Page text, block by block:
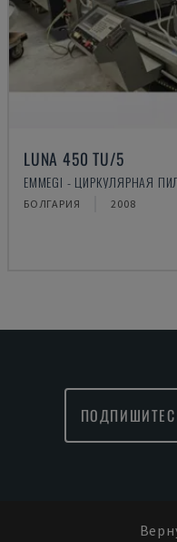
LUNA 450 TU/5
EMMEGI - ЦИРКУЛЯРНАЯ
БОЛГАРИЯ 2008